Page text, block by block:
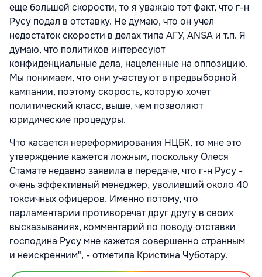
еще большей скорости, то я уважаю тот факт, что г-н
Русу подал в отставку. Не думаю, что он учел
недостаток скорости в делах типа АГУ, ANSA и т.п. Я
думаю, что политиков интересуют
конфиденциальные дела, нацеленные на оппозицию.
Мы понимаем, что они участвуют в предвыборной
кампании, поэтому скорость, которую хочет
политический класс, выше, чем позволяют
юридические процедуры.
Что касается нереформирования НЦБК, то мне это
утверждение кажется ложным, поскольку Олеся
Стамате недавно заявила в передаче, что г-н Русу -
очень эффективный менеджер, уволивший около 40
токсичных офицеров. Именно потому, что
парламентарии противоречат друг другу в своих
высказываниях, комментарий по поводу отставки
господина Русу мне кажется совершенно странным
и неискренним", - отметила Кристина Чуботару.